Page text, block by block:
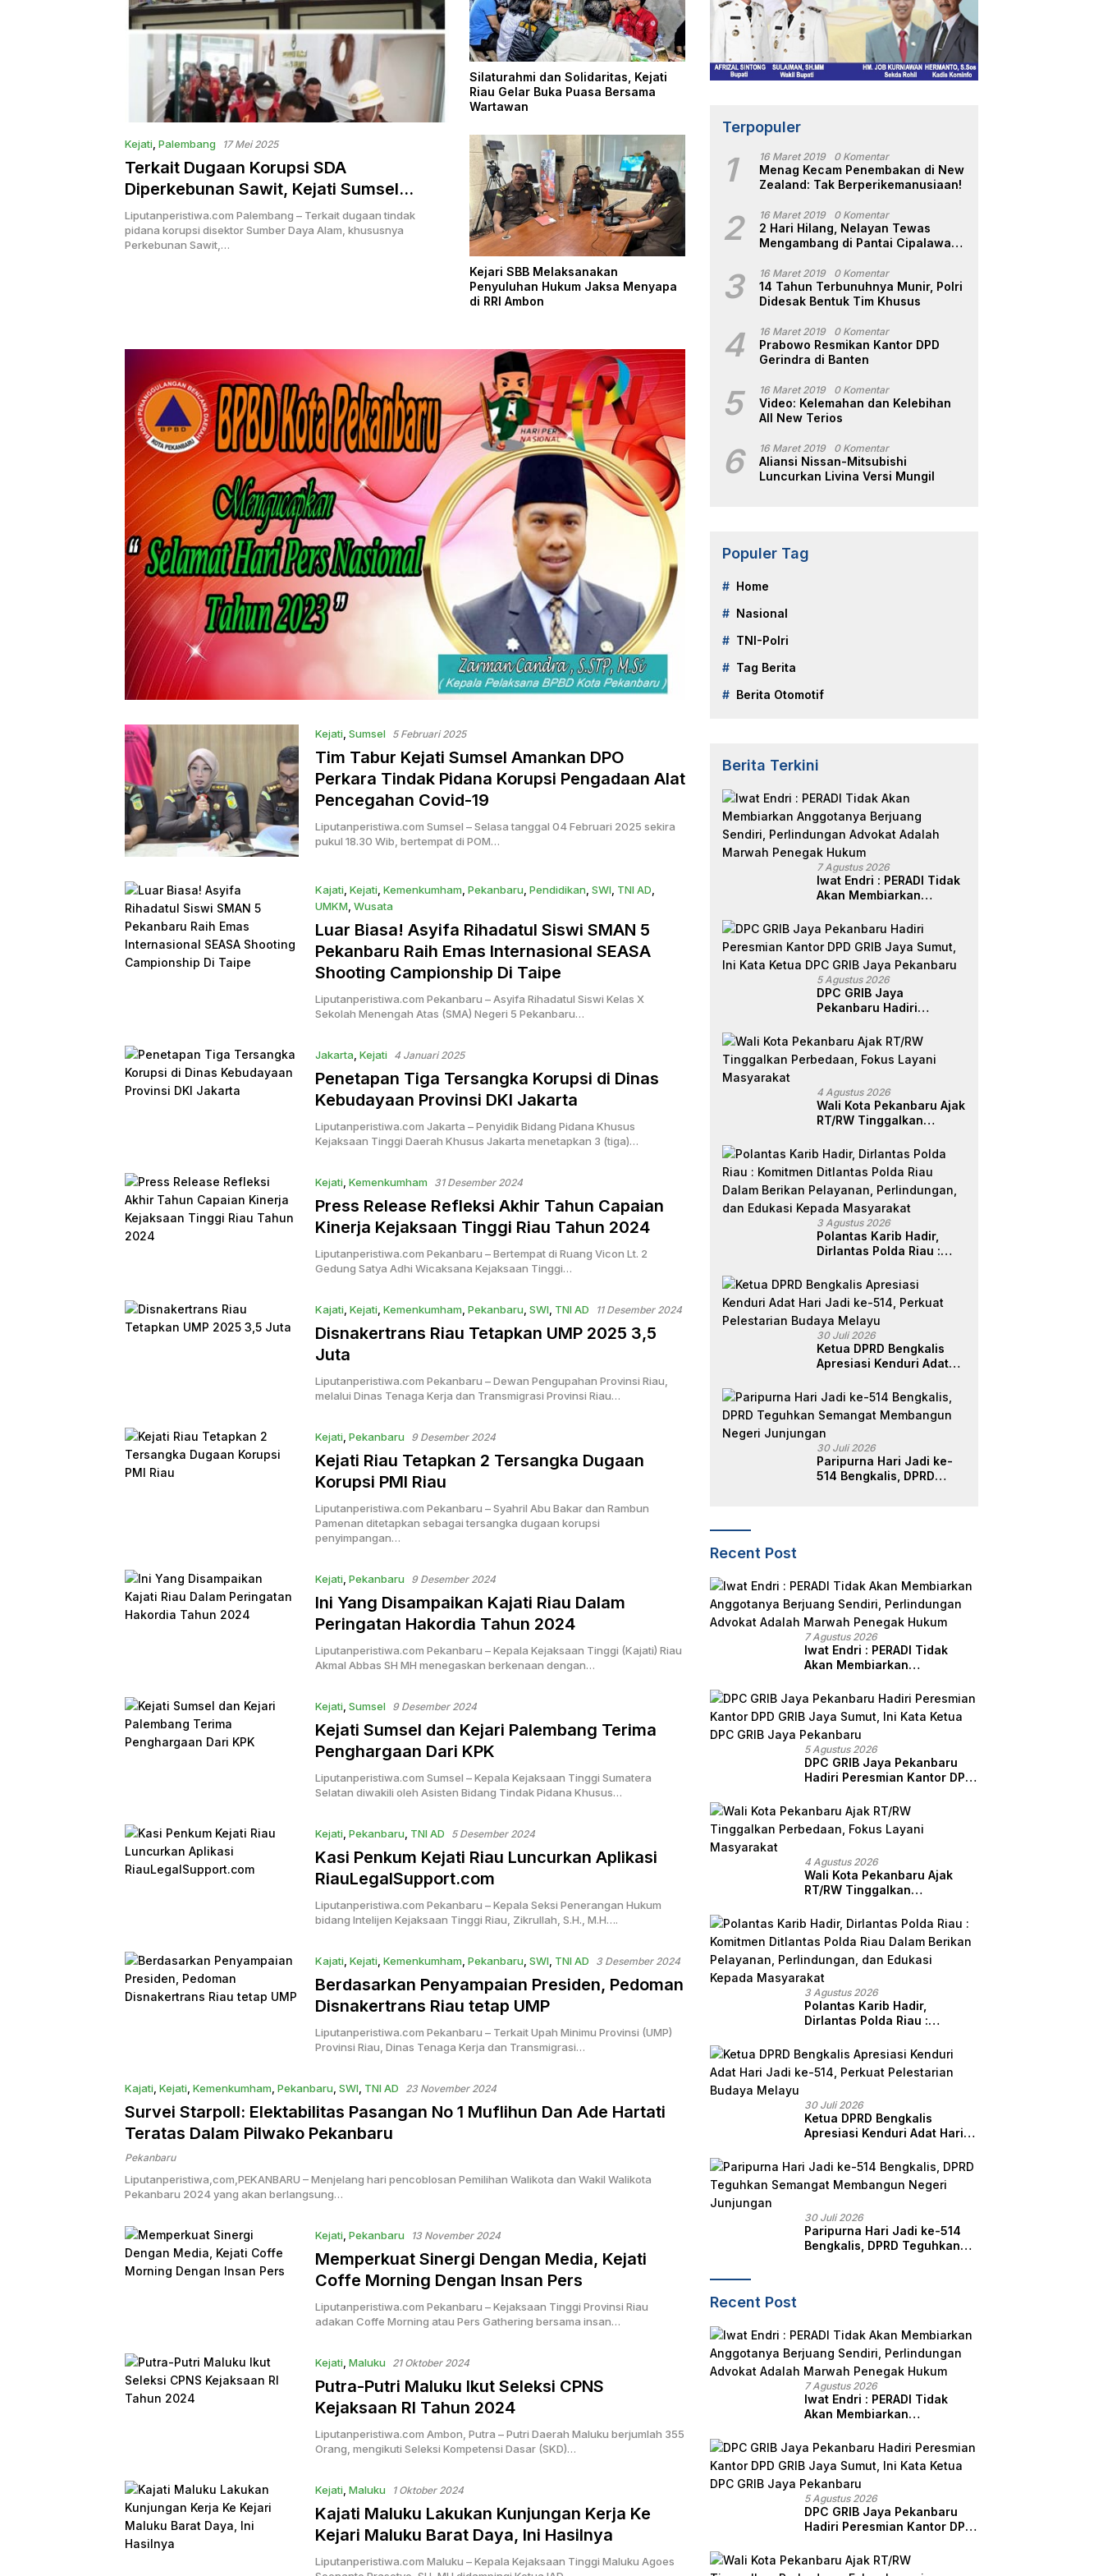
Kejati Palembang 17 Mei 2025
Terkait Dugaan Korupsi SDA
Diperkebunan Sawit, Kejati Sumsel
Serahkan Tersangka dan Barang Bukti
ke Kejari Musi Rawas
Liputanperistiwa.com Palembang – Terkait dugaan tindak
pidana korupsi disektor Sumber Daya Alam, khususnya
Perkebunan Sawit,…
Silaturahmi dan Solidaritas, Kejati
Riau Gelar Buka Puasa Bersama
Wartawan
Kejari SBB Melaksanakan
Penyuluhan Hukum Jaksa Menyapa
di RRI Ambon
Kejati, Sumsel 5 Februari 2025
Tim Tabur Kejati Sumsel Amankan DPO
Perkara Tindak Pidana Korupsi Pengadaan Alat
Pencegahan Covid-19
Liputanperistiwa.com Sumsel – Selasa tanggal 04 Februari 2025 sekira
pukul 18.30 Wib, bertempat di POM…
Kajati, Kejati, Kemenkumham, Pekanbaru, Pendidikan, SWI, TNI AD,
UMKM, Wusata
21 Januari 2025
Luar Biasa! Asyifa Rihadatul Siswi SMAN 5
Pekanbaru Raih Emas Internasional SEASA
Shooting Campionship Di Taipe
Liputanperistiwa.com Pekanbaru – Asyifa Rihadatul Siswi Kelas X
Sekolah Menengah Atas (SMA) Negeri 5 Pekanbaru…
Jakarta, Kejati 4 Januari 2025
Penetapan Tiga Tersangka Korupsi di Dinas
Kebudayaan Provinsi DKI Jakarta
Liputanperistiwa.com Jakarta – Penyidik Bidang Pidana Khusus
Kejaksaan Tinggi Daerah Khusus Jakarta menetapkan 3 (tiga)…
Kejati, Kemenkumham 31 Desember 2024
Press Release Refleksi Akhir Tahun Capaian
Kinerja Kejaksaan Tinggi Riau Tahun 2024
Liputanperistiwa.com Pekanbaru – Bertempat di Ruang Vicon Lt. 2
Gedung Satya Adhi Wicaksana Kejaksaan Tinggi…
Kajati, Kejati, Kemenkumham, Pekanbaru, SWI, TNI AD 11 Desember 2024
Disnakertrans Riau Tetapkan UMP 2025 3,5
Juta
Liputanperistiwa.com Pekanbaru – Dewan Pengupahan Provinsi Riau,
melalui Dinas Tenaga Kerja dan Transmigrasi Provinsi Riau…
Kejati, Pekanbaru 9 Desember 2024
Kejati Riau Tetapkan 2 Tersangka Dugaan
Korupsi PMI Riau
Liputanperistiwa.com Pekanbaru – Syahril Abu Bakar dan Rambun
Pamenan ditetapkan sebagai tersangka dugaan korupsi
penyimpangan…
Kejati, Pekanbaru 9 Desember 2024
Ini Yang Disampaikan Kajati Riau Dalam
Peringatan Hakordia Tahun 2024
Liputanperistiwa.com Pekanbaru – Kepala Kejaksaan Tinggi (Kajati) Riau
Akmal Abbas SH MH menegaskan berkenaan dengan…
Kejati, Sumsel 9 Desember 2024
Kejati Sumsel dan Kejari Palembang Terima
Penghargaan Dari KPK
Liputanperistiwa.com Sumsel – Kepala Kejaksaan Tinggi Sumatera
Selatan diwakili oleh Asisten Bidang Tindak Pidana Khusus…
Kejati, Pekanbaru, TNI AD 5 Desember 2024
Kasi Penkum Kejati Riau Luncurkan Aplikasi
RiauLegalSupport.com
Liputanperistiwa.com Pekanbaru – Kepala Seksi Penerangan Hukum
bidang Intelijen Kejaksaan Tinggi Riau, Zikrullah, S.H., M.H….
Kajati, Kejati, Kemenkumham, Pekanbaru, SWI, TNI AD 3 Desember 2024
Berdasarkan Penyampaian Presiden, Pedoman
Disnakertrans Riau tetap UMP
Liputanperistiwa.com Pekanbaru – Terkait Upah Minimu Provinsi (UMP)
Provinsi Riau, Dinas Tenaga Kerja dan Transmigrasi…
Kajati, Kejati, Kemenkumham, Pekanbaru, SWI, TNI AD 23 November 2024
Survei Starpoll: Elektabilitas Pasangan No 1 Muflihun Dan Ade Hartati
Teratas Dalam Pilwako Pekanbaru
Pekanbaru
Liputanperistiwa,com,PEKANBARU – Menjelang hari pencoblosan Pemilihan Walikota dan Wakil Walikota
Pekanbaru 2024 yang akan berlangsung…
Kejati, Pekanbaru 13 November 2024
Memperkuat Sinergi Dengan Media, Kejati
Coffe Morning Dengan Insan Pers
Liputanperistiwa.com Pekanbaru – Kejaksaan Tinggi Provinsi Riau
adakan Coffe Morning atau Pers Gathering bersama insan…
Kejati, Maluku 21 Oktober 2024
Putra-Putri Maluku Ikut Seleksi CPNS
Kejaksaan RI Tahun 2024
Liputanperistiwa.com Ambon, Putra – Putri Daerah Maluku berjumlah 355
Orang, mengikuti Seleksi Kompetensi Dasar (SKD)…
Kejati, Maluku 1 Oktober 2024
Kajati Maluku Lakukan Kunjungan Kerja Ke
Kejari Maluku Barat Daya, Ini Hasilnya
Liputanperistiwa.com Maluku – Kepala Kejaksaan Tinggi Maluku Agoes
Terpopuler
1 16 Maret 2019 0 Komentar
Menag Kecam Penembakan di New
Zealand: Tak Berperikemanusiaan!
2 16 Maret 2019 0 Komentar
2 Hari Hilang, Nelayan Tewas
Mengambang di Pantai Cipalawah
3 16 Maret 2019 0 Komentar
14 Tahun Terbunuhnya Munir, Polri
Didesak Bentuk Tim Khusus
4 16 Maret 2019 0 Komentar
Prabowo Resmikan Kantor DPD
Gerindra di Banten
5 16 Maret 2019 0 Komentar
Video: Kelemahan dan Kelebihan
All New Terios
6 16 Maret 2019 0 Komentar
Aliansi Nissan-Mitsubishi
Luncurkan Livina Versi Mungil
Populer Tag
Home
Nasional
TNI-Polri
Tag Berita
Berita Otomotif
Berita Terkini
7 Agustus 2026
Iwat Endri : PERADI Tidak
Akan Membiarkan
Sendiri, Perlindungan
Advokat Adalah Marwah
Penegak Hukum
5 Agustus 2026
DPC GRIB Jaya
Pekanbaru Hadiri
GRIB Jaya Sumut, Ini
Kata Ketua DPC GRIB
Jaya Pekanbaru
4 Agustus 2026
Wali Kota Pekanbaru Ajak
RT/RW Tinggalkan
Masyarakat
3 Agustus 2026
Polantas Karib Hadir,
Dirlantas Polda Riau :
Riau Dalam Berikan
Pelayanan,
Perlindungan, dan
Edukasi Kepada
Masyarakat
30 Juli 2026
Ketua DPRD Bengkalis
Apresiasi Kenduri Adat
Pelestarian Budaya
Melayu
30 Juli 2026
Paripurna Hari Jadi ke-
514 Bengkalis, DPRD
Recent Post
7 Agustus 2026
Iwat Endri : PERADI Tidak
Akan Membiarkan
Sendiri, Perlindungan
Advokat Adalah Marwah
Penegak Hukum
5 Agustus 2026
DPC GRIB Jaya Pekanbaru
Hadiri Peresmian Kantor DPD
Ketua DPC GRIB Jaya
Pekanbaru
4 Agustus 2026
Wali Kota Pekanbaru Ajak
RT/RW Tinggalkan
Masyarakat
3 Agustus 2026
Polantas Karib Hadir,
Dirlantas Polda Riau :
Riau Dalam Berikan
Pelayanan, Perlindungan,
dan Edukasi Kepada
30 Juli 2026
Ketua DPRD Bengkalis
Apresiasi Kenduri Adat Hari
Pelestarian Budaya Melayu
30 Juli 2026
Paripurna Hari Jadi ke-514
Bengkalis, DPRD Teguhkan
Recent Post
7 Agustus 2026
Iwat Endri : PERADI Tidak
Akan Membiarkan
Sendiri, Perlindungan
Advokat Adalah Marwah
Penegak Hukum
5 Agustus 2026
DPC GRIB Jaya Pekanbaru
Hadiri Peresmian Kantor DPD
Ketua DPC GRIB Jaya
Pekanbaru